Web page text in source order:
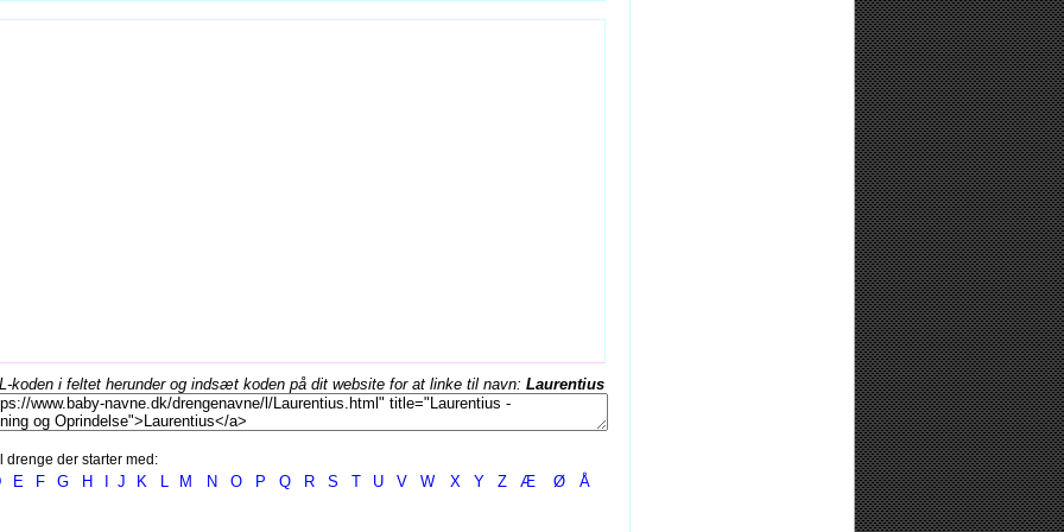
koden i feltet herunder og indsæt koden på dit website for at linke til navn: Laurentius
drenge der starter med:
E F G H J K L M N O P Q R S T U V W X Y Z Æ Ø Å